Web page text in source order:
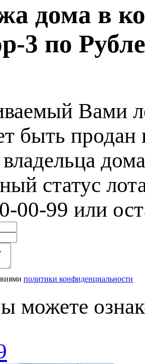
дома в
3 по
Вами
быть продан
статус
00-99 или
политики конфиденциальности
можете